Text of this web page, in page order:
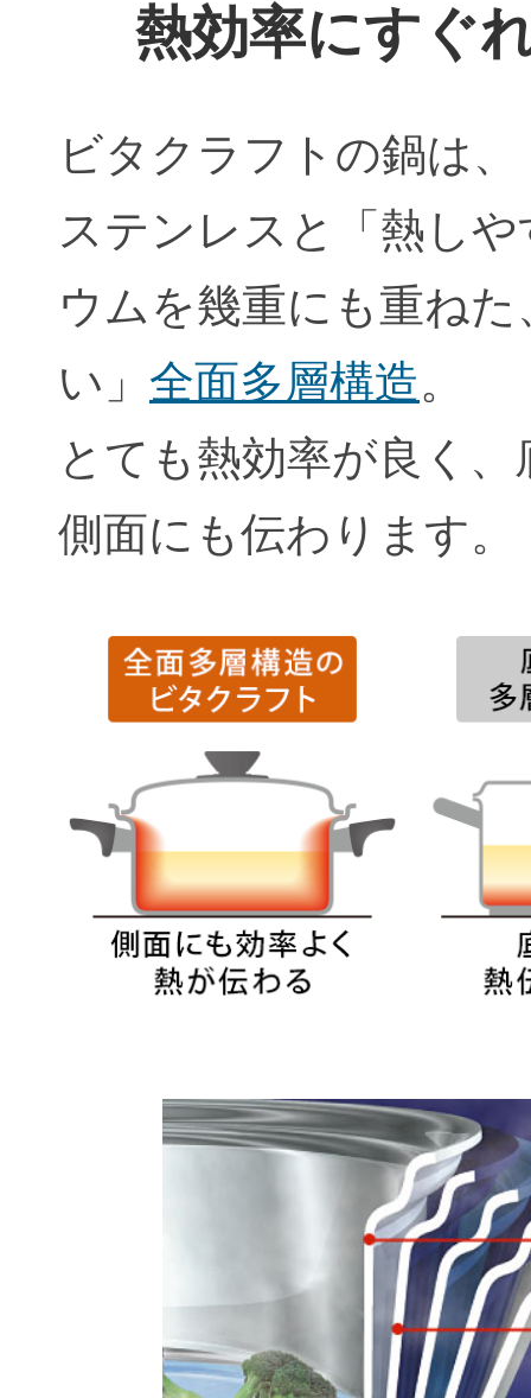
熱効率にすぐ
ビタクラフトの鍋は
ステンレスと「熱し
ウムを幾重にも重ね
い」 全面多層構造。
とても熱効率が良く
側面にも伝わります。